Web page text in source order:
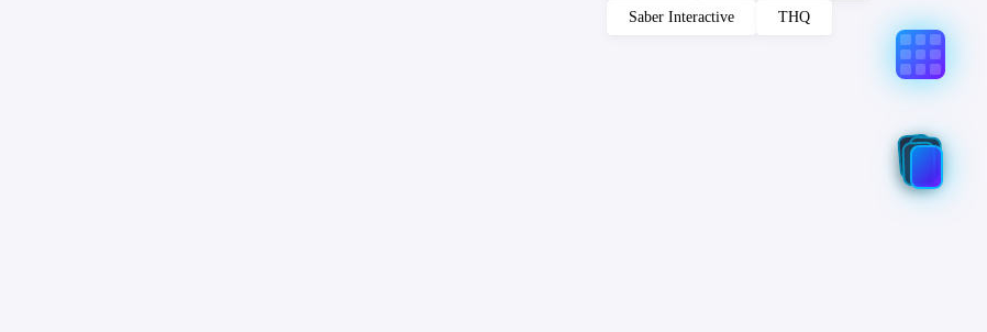
Saber Interactive THQ